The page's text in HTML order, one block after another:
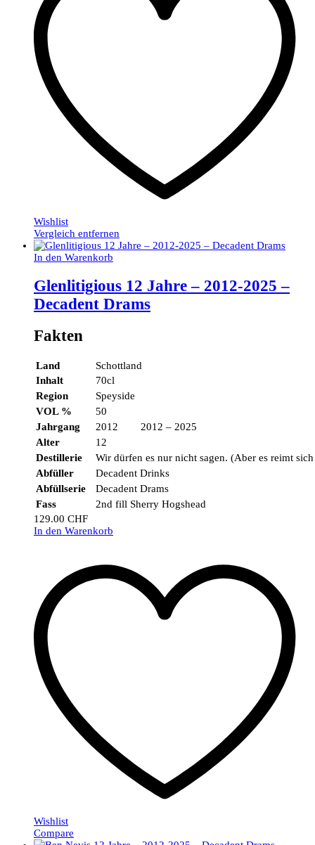
Wishlist
Vergleich entfernen
In den Warenkorb
Glenlitigious 12 Jahre – 2012-2025 –
Decadent Drams
Fakten
Land
Schottland
Inhalt
70cl
Region
Speyside
VOL %
50
Jahrgang
2012 2012 – 2025
Alter
12
Destillerie
Wir dürfen es nur nicht sagen. (Aber es reimt
Abfüller
Decadent Drinks
Abfüllserie
Decadent Drams
Fass
2nd fill Sherry Hogshead
129.00 CHF
In den Warenkorb
Wishlist
Compare